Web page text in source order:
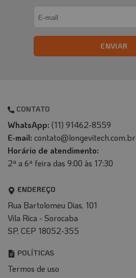
CONTATO
WhatsApp: (11) 91462-8559
E-mail: contato@longevitech.com.br
Horário de atendimento:
2ª a 6ª feira das 9:00 às 17:30
ENDEREÇO
Rua Bartolomeu Dias, 101
Vila Rica - Sorocaba
SP, CEP 18052-355
POLÍTICAS
Termos de uso